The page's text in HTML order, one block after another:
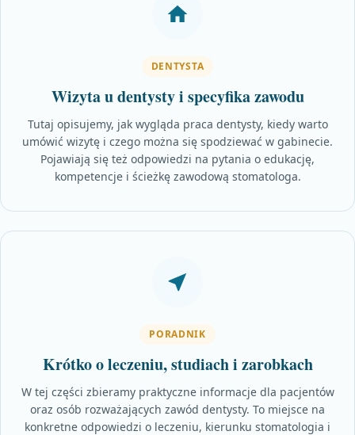
DENTYSTA
Wizyta u dentysty i specyfika zawodu
Tutaj opisujemy, jak wygląda praca dentysty, kiedy warto
umówić wizytę i czego można się spodziewać w gabinecie.
Pojawiają się też odpowiedzi na pytania o edukację,
kompetencje i ścieżkę zawodową stomatologa.
PORADNIK
Krótko o leczeniu, studiach i zarobkach
W tej części zbieramy praktyczne informacje dla pacjentów
oraz osób rozważających zawód dentysty. To miejsce na
konkretne odpowiedzi o leczeniu, kierunku stomatologia i